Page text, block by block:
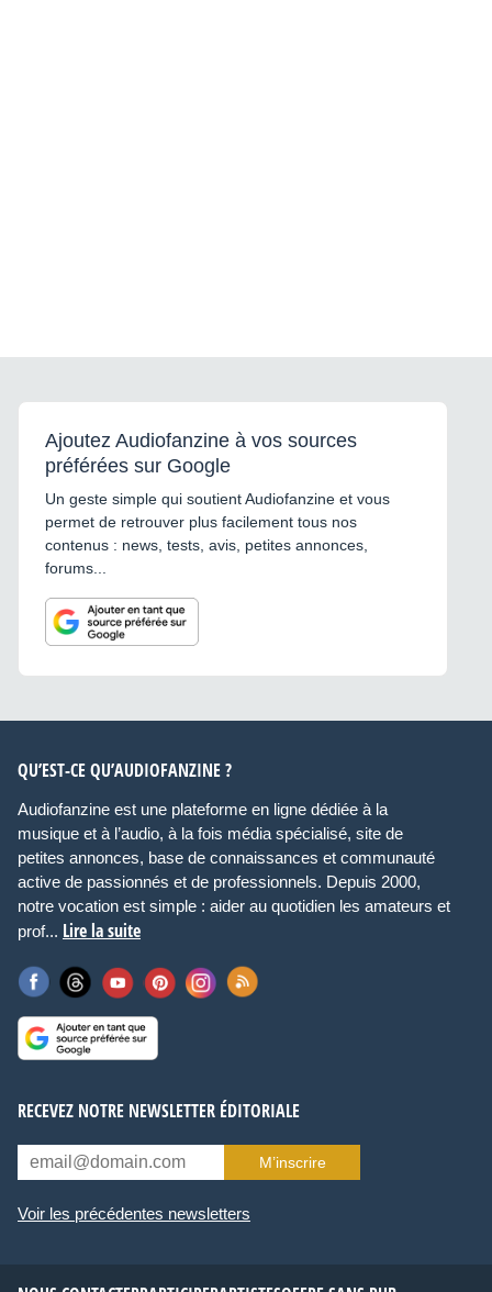
Ajoutez Audiofanzine à vos sources
préférées sur Google
Un geste simple qui soutient Audiofanzine et vous
permet de retrouver plus facilement tous nos
contenus : news, tests, avis, petites annonces,
forums...
QU’EST-CE QU’AUDIOFANZINE ?
Audiofanzine est une plateforme en ligne dédiée à la
musique et à l’audio, à la fois média spécialisé, site de
petites annonces, base de connaissances et communauté
active de passionnés et de professionnels. Depuis 2000,
notre vocation est simple : aider au quotidien les amateurs et
prof... Lire la suite
RECEVEZ NOTRE NEWSLETTER ÉDITORIALE
M’inscrire
Voir les précédentes newsletters